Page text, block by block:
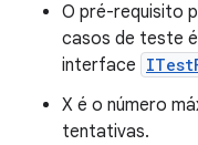
O pré-requisito
casos de teste
interface
X é o número
tentativas.